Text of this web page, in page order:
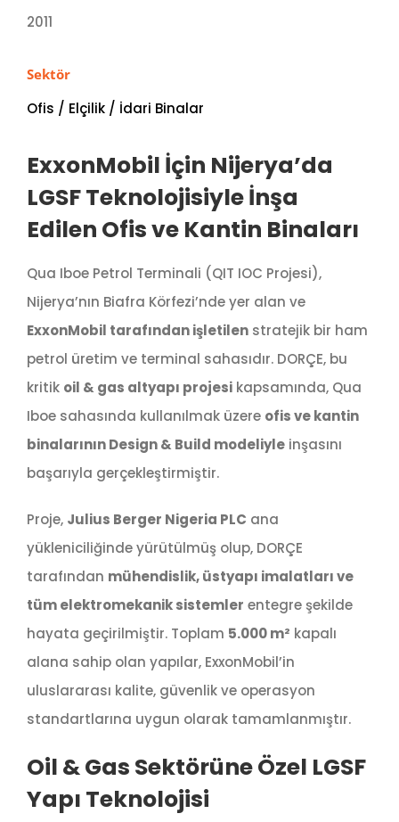
2011
Sektör
Ofis / Elçilik / İdari Binalar
ExxonMobil İçin Nijerya’da
LGSF Teknolojisiyle İnşa
Edilen Ofis ve Kantin Binaları
Qua Iboe Petrol Terminali (QIT IOC Projesi),
Nijerya’nın Biafra Körfezi’nde yer alan ve
ExxonMobil tarafından işletilenstratejik bir ham
petrol üretim ve terminal sahasıdır. DORÇE, bu
kritik oil & gas altyapı projesikapsamında, Qua
Iboe sahasında kullanılmak üzere ofis ve kantin
binalarının Design & Build modeliyleinşasını
başarıyla gerçekleştirmiştir.
Proje, Julius Berger Nigeria PLC ana
yükleniciliğinde yürütülmüş olup, DORÇE
tarafından mühendislik, üstyapı imalatları ve
tüm elektromekanik sistemler entegre şekilde
hayata geçirilmiştir. Toplam 5.000 m² kapalı
alana sahip olan yapılar, ExxonMobil’in
uluslararası kalite, güvenlik ve operasyon
standartlarına uygun olarak tamamlanmıştır.
Oil & Gas Sektörüne Özel LGSF
Yapı Teknolojisi